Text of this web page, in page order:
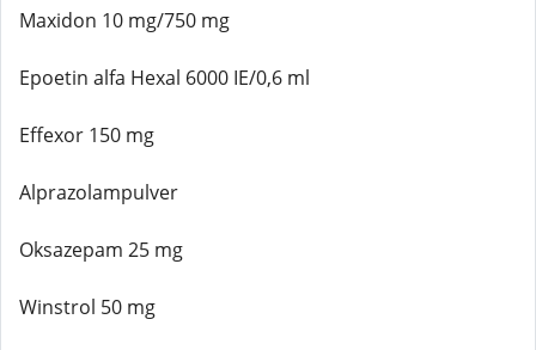
Maxidon 10 mg/750 mg
Epoetin alfa Hexal 6000 IE/0,6 ml
Effexor 150 mg
Alprazolampulver
Oksazepam 25 mg
Winstrol 50 mg